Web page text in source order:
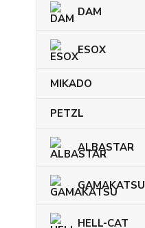
DAM
ESOX
MIKADO
PETZL
ALBASTAR
GAMAKATSU
HELL-CAT